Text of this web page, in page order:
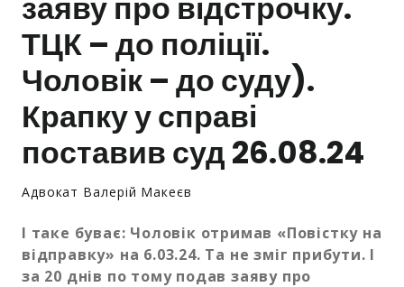
ТЦК – до поліції.
Чоловік – до суду).
Крапку у справі
поставив суд 26.08.24
Адвокат Валерій Макеєв
І таке буває: Чоловік отримав «Повістку на
відправку» на 6.03.24. Та не зміг прибути. І
за 20 днів по тому подав заяву про